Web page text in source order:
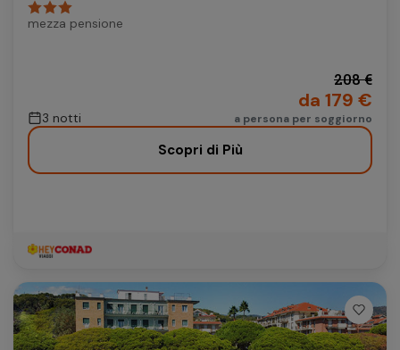
mezza pensione
3 notti
208 €
da 179 €
a persona per soggiorno
Scopri di Più